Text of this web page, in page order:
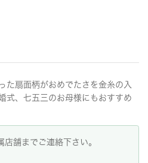
た扇面柄がおめでたさを金糸の入
式、七五三のお母様にもおすすめ
舗までご連絡下さい。